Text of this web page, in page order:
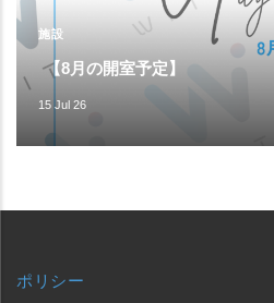
施設
【8月の開室予定】
15 Jul 26
ポリシー